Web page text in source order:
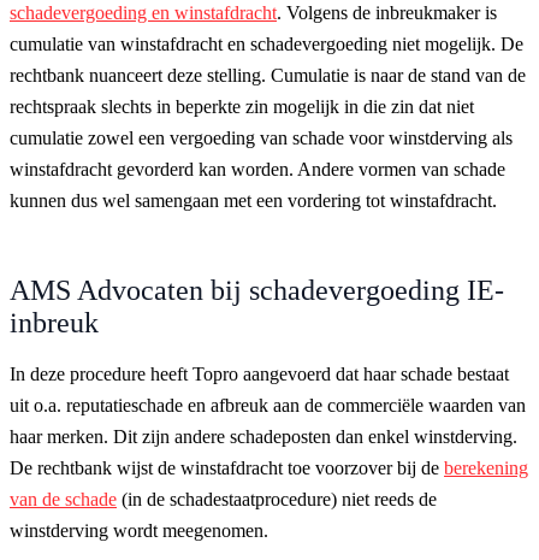
schadevergoeding en winstafdracht. Volgens de inbreukmaker is
cumulatie van winstafdracht en schadevergoeding niet mogelijk. De
rechtbank nuanceert deze stelling. Cumulatie is naar de stand van de
rechtspraak slechts in beperkte zin mogelijk in die zin dat niet
cumulatie zowel een vergoeding van schade voor winstderving als
winstafdracht gevorderd kan worden. Andere vormen van schade
kunnen dus wel samengaan met een vordering tot winstafdracht.
AMS Advocaten bij schadevergoeding IE-
inbreuk
In deze procedure heeft Topro aangevoerd dat haar schade bestaat
uit o.a. reputatieschade en afbreuk aan de commerciële waarden van
haar merken. Dit zijn andere schadeposten dan enkel winstderving.
De rechtbank wijst de winstafdracht toe voorzover bij de berekening
van de schade (in de schadestaatprocedure) niet reeds de
winstderving wordt meegenomen.